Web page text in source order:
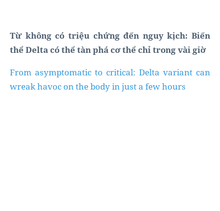
Từ không có triệu chứng đến nguy kịch: Biến
thể Delta có thể tàn phá cơ thể chỉ trong vài giờ
From asymptomatic to critical: Delta variant can
wreak havoc on the body in just a few hours